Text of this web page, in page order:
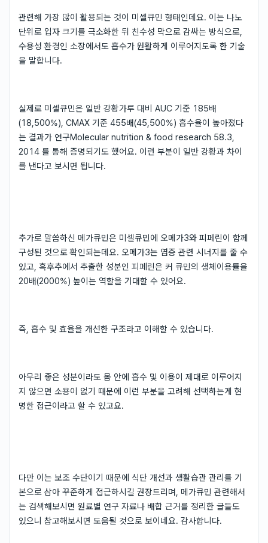
관련해 가장 많이 활용되는 것이 미셀큐민 형태인데요. 이는 나노
단위로 입자 크기를 극소화한 뒤 친수성 막으로 감싸는 방식으로,
수용성 환경인 소장에서도 흡수가 원활하게 이루어지도록 한 기술
을 말합니다.
실제로 미셀큐민은 일반 강황가루 대비 AUC 기준 185배
(18,500%), CMAX 기준 455배(45,500%) 흡수율이 높아졌다
는 결과가 연구Molecular nutrition & food research 58.3,
2014 를 통해 증명되기도 했어요. 이런 부분이 일반 강황과 차이
를 낸다고 보시면 됩니다.
추가로 말씀하신 메가큐민은 미셀큐민에 오메가3와 피페린이 함께
구성된 것으로 확인되는데요. 오메가3는 염증 관련 시너지를 줄 수
있고, 흑후추에서 추출한 성분인 피페린은 커 큐민의 생체이용률을
20배(2000%) 높이는 역할을 기대할 수 있어요.
즉, 흡수 및 효율을 개선한 구조라고 이해할 수 있습니다.
아무리 좋은 성분이라도 몸 안에 흡수 및 이용이 제대로 이루어지
지 않으면 소용이 없기 때문에 이런 부분을 고려해 선택하는게 현
명한 접근이라고 할 수 있고요.
다만 이는 보조 수단이기 때문에 식단 개선과 생활습관 관리를 기
본으로 삼아 꾸준하게 접근하시길 권장드리며, 메가큐민 관련해서
는 검색해보시면 원료별 연구 자료나 배합 근거를 정리한 글들도
있으니 참고해보시면 도움될 것으로 보이네요. 감사합니다.